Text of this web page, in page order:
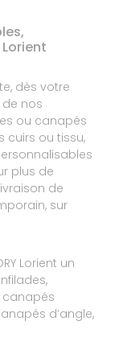
dès votre
nos
ou canapés
cuirs ou tissu,
plus de
de
sur
Lorient un
canapés
d’angle,